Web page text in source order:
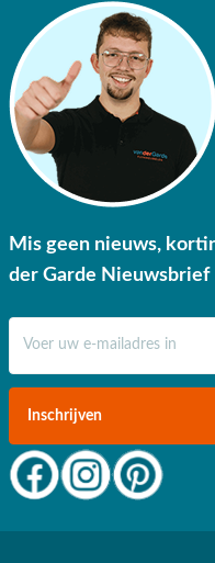
Mis geen nieuws,
der Garde Nieuwsbrief
Inschrijven